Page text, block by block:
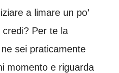
a limare un po’
Per te la
sei praticamente
momento e riguarda